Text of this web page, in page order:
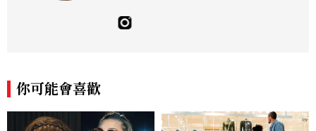
sslee9471@gmail.com
你可能會喜歡